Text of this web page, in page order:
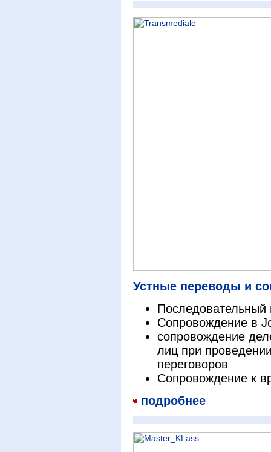
Устные переводы и
Последовательный
Cопровождение в
сопровождение
лиц при
переговоров
Cопровождение к
подробнее